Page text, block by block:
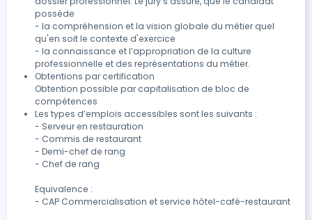
possède
- la compréhension et la vision globale du métier quel
qu'en soit le contexte d'exercice
- la connaissance et l’appropriation de la culture
professionnelle et des représentations du métier.
Obtentions par certification
Obtention possible par capitalisation de bloc de
compétences
Les types d’emplois accessibles sont les suivants :
- Serveur en restauration
- Commis de restaurant
- Demi-chef de rang
- Chef de rang
Equivalence :
- CAP Commercialisation et service hôtel-café-restaurant